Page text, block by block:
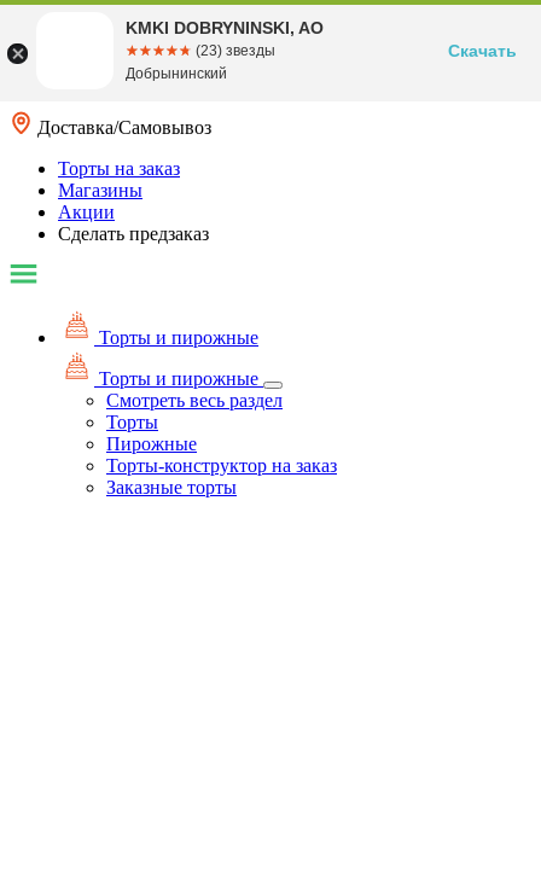
Доставка/Самовывоз
Торты на заказ
Магазины
Акции
Сделать предзаказ
Торты и пирожные
Торты и пирожные
Смотреть весь раздел
Торты
Пирожные
Торты-конструктор на заказ
Заказные торты
KMKI DOBRYNINSKI, AO
☆☆☆☆☆
★★★★★ (23) звезды
Добрынинский
Скачать